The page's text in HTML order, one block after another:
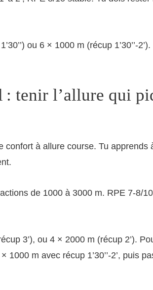
ou 6 × 1000 m (récup 1’30’’-
: tenir l’allure qui
confort à allure course. Tu apprends
de 1000 à 3000 m. RPE 7-8/
3’), ou 4 × 2000 m (récup 2’).
1000 m avec récup 1’30’’-2’, puis